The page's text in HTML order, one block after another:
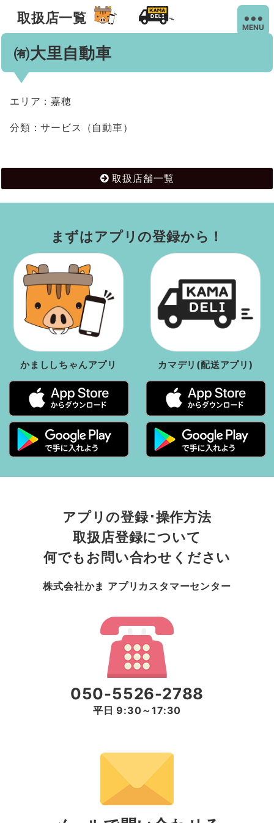
取扱店一覧
MENU
㈲大里自動車
エリア：嘉穂
分類：サービス（自動車）
取扱店舗一覧
まずはアプリの登録から！
かまししちゃんアプリ カマデリ(配送アプリ)
アプリの登録･操作方法
取扱店登録について
何でもお問い合わせください
株式会社かま アプリカスタマーセンター
050-5526-2788
平日 9:30～17:30